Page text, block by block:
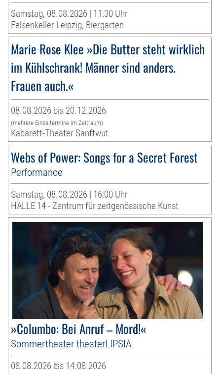
Samstag, 08.08.2026 | 11:30 Uhr
Felsenkeller Leipzig, Biergarten
Marie Rose Klee »Die Butter steht wirklich
im Kühlschrank! Männer sind anders.
Frauen auch.«
08.08.2026 bis 20.12.2026
(mehrere Einzeltermine im Zeitraum)
Kabarett-Theater Sanftwut
Webs of Power: Songs for a Secret Forest
Performance
Samstag, 08.08.2026 | 16:00 Uhr
HALLE 14 - Zentrum für zeitgenössische Kunst
»Columbo: Bei Anruf – Mord!«
Sommertheater theaterLIPSIA
08.08.2026 bis 14.08.2026